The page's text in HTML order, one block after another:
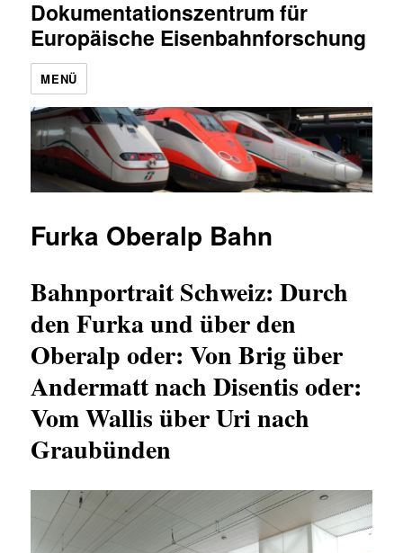
Dokumentationszentrum für
Europäische Eisenbahnforschung
MENÜ
Furka Oberalp Bahn
Bahnportrait Schweiz: Durch
den Furka und über den
Oberalp oder: Von Brig über
Andermatt nach Disentis oder:
Vom Wallis über Uri nach
Graubünden